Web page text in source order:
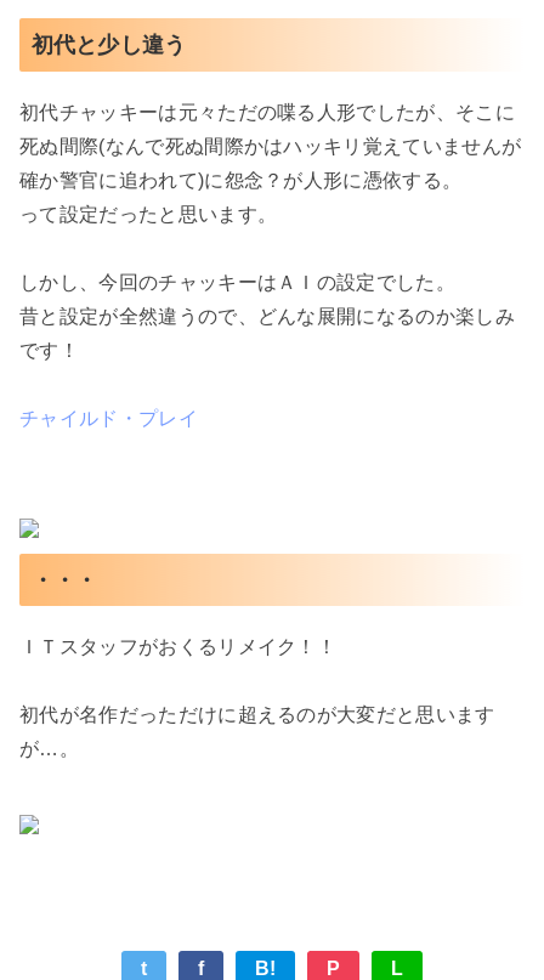
初代と少し違う
初代チャッキーは元々ただの喋る人形でしたが、そこに
死ぬ間際(なんで死ぬ間際かはハッキリ覚えていませんが
確か警官に追われて)に怨念？が人形に憑依する。
って設定だったと思います。
しかし、今回のチャッキーはＡＩの設定でした。
昔と設定が全然違うので、どんな展開になるのか楽しみ
です！
チャイルド・プレイ
・・・
ＩＴスタッフがおくるリメイク！！
初代が名作だっただけに超えるのが大変だと思います
が…。
t f B! P L